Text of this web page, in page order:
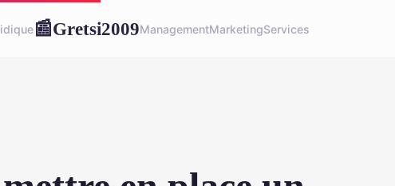
📰Gretsi2009ManagementMarketingServices